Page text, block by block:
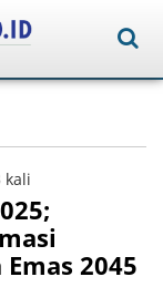
kali
2045